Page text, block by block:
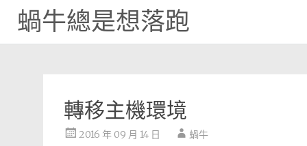
蝸牛總是想落跑
轉移主機環境
2016 年 09 月 14 日 蝸牛